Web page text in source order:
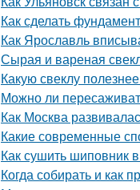
Как сделать
Как Ярославль
Сырая и вареная
Какую свеклу
Можно ли
Как Москва
Какие современные
Как сушить шиповник
Когда собирать и как